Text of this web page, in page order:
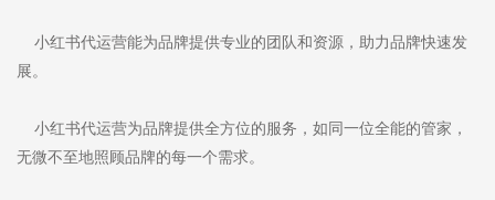
小红书代运营能为品牌提供专业的团队和资源，助力品牌快速发
展。
小红书代运营为品牌提供全方位的服务，如同一位全能的管家，
无微不至地照顾品牌的每一个需求。